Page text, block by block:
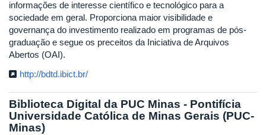
informações de interesse científico e tecnológico para a
sociedade em geral. Proporciona maior visibilidade e
governança do investimento realizado em programas de pós-
graduação e segue os preceitos da Iniciativa de Arquivos
Abertos (OAI).
http://bdtd.ibict.br/
Biblioteca Digital da PUC Minas - Pontifícia
Universidade Católica de Minas Gerais (PUC-
Minas)